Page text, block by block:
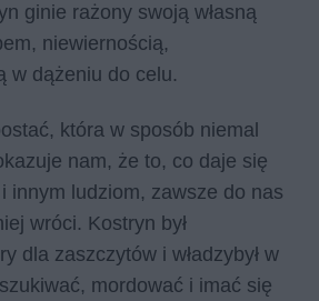
ginie rażony swoją własną
niewiernością,
w dążeniu do celu.
która w sposób niemal
nam, że to, co daje się
innym ludziom, zawsze do nas
wróci. Kostryn był
dla zaszczytów i władzybył w
mordować i imać się